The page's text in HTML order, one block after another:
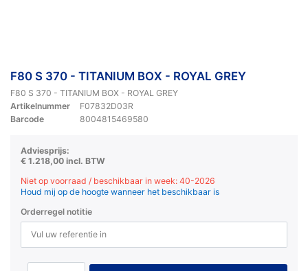
F80 S 370 - TITANIUM BOX - ROYAL GREY
F80 S 370 - TITANIUM BOX - ROYAL GREY
Artikelnummer
F07832D03R
Barcode
8004815469580
Adviesprijs:
€ 1.218,00 incl. BTW
Niet op voorraad / beschikbaar in week: 40-2026
Houd mij op de hoogte wanneer het beschikbaar is
Orderregel notitie